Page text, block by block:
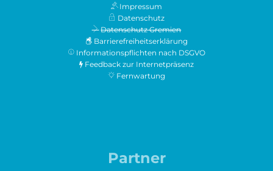
Impressum
Datenschutz
Datenschutz Gremien
Barrierefreiheitserklärung
Informationspflichten nach DSGVO
Feedback zur Internetpräsenz
Fernwartung
Partner